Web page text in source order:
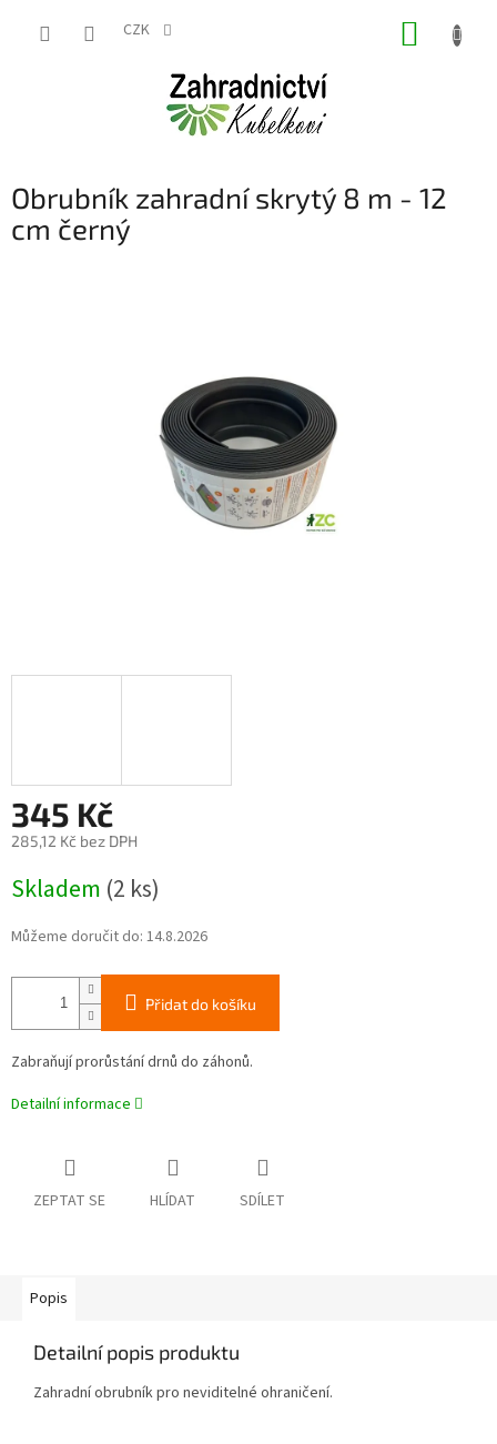
CZK
Obrubník zahradní skrytý 8 m - 12
cm černý
345 Kč
285,12 Kč bez DPH
cena:
Skladem (2 ks)
Můžeme doručit do: 14.8.2026
Přidat do košíku
Zabraňují prorůstání drnů do záhonů.
Detailní informace
ZEPTAT SE HLÍDAT SDÍLET
Popis
Detailní popis produktu
Zahradní obrubník pro neviditelné ohraničení.